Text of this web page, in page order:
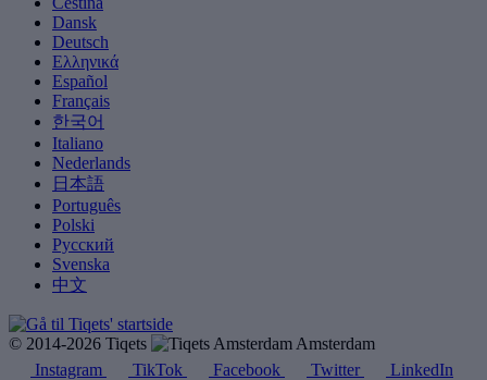
Dansk
Deutsch
Ελληνικά
Español
Français
한국어
Italiano
Nederlands
日本語
Português
Polski
Русский
Svenska
中文
© 2014-2026 Tiqets
Amsterdam
Instagram
TikTok Facebook Twitter LinkedIn